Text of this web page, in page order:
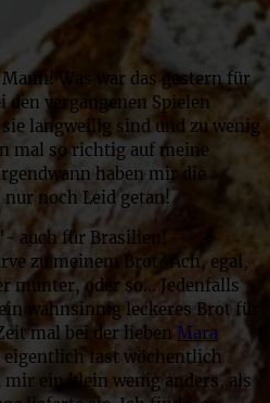
Was war das gestern für
den vergangenen Spielen
langweilig sind und zu wenig
mal so richtig auf meine
haben mir die
noch Leid getan!
auch für Brasilien!
zu meinem Brot? Ach, egal,
munter, oder so… Jedenfalls
wahnsinnig leckeres Brot für
mal bei der lieben Mara
eigentlich fast wöchentlich
mir ein klein wenig anders, als